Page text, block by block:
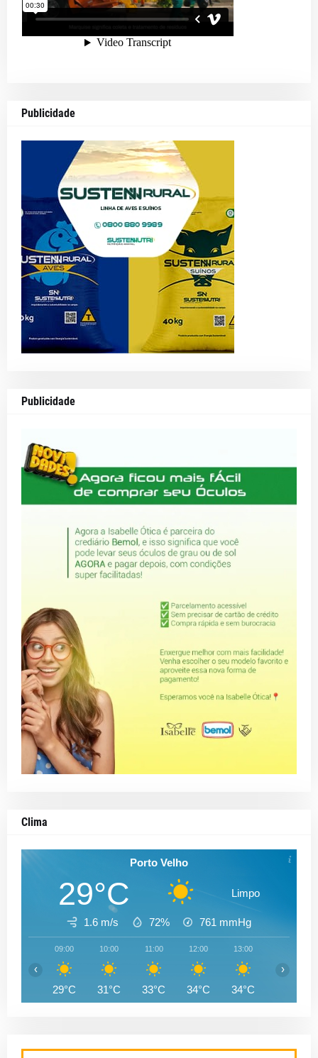
Publicidade
Publicidade
Clima
Porto Velho
29°C Limpo
1.6 m/s 72% 761 mmHg
09:00
29°C
10:00
31°C
11:00
33°C
12:00
34°C
13:00
34°C
‹ ›